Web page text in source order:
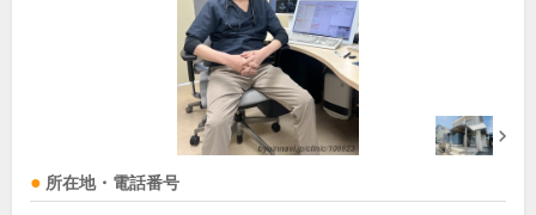
所在地・電話番号